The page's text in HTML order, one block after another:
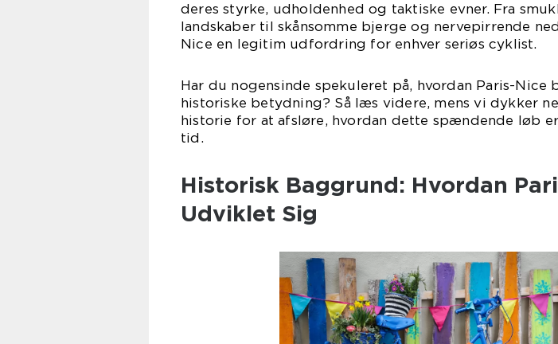
deres styrke, udholdenhed og taktiske evner. Fra
landskaber til skånsomme bjerge og nervepirrende
Nice en legitim udfordring for enhver seriøs cyklist.
Har du nogensinde spekuleret på, hvordan Paris-Nice
historiske betydning? Så læs videre, mens vi dykker
historie for at afsløre, hvordan dette spændende løb
tid.
Historisk Baggrund: Hvordan
Udviklet Sig